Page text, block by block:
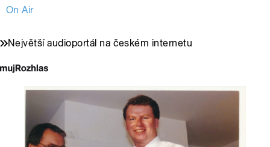
On Air
Největší audioportál na českém internetu